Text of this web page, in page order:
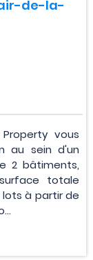
de-la-
vous
au sein d'un
2 bâtiments,
totale
lots à partir de